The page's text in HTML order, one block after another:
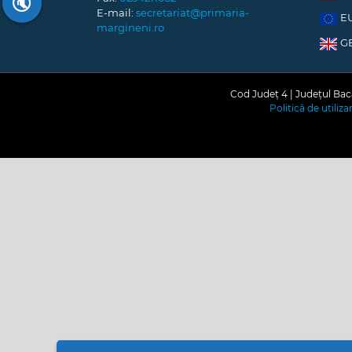
E-mail: secretariat@primaria-
margineni.ro
Cod Județ 4 | Județul
Politică de